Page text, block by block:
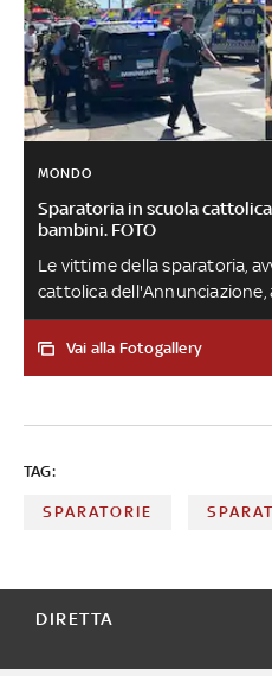
MONDO
Sparatoria in scuola
bambini. FOTO
Le vittime della sparatoria,
cattolica dell'Annunciazione,
10 anni. Altri 14 bambini
adulti. Robin Westman,
violenza”
Vai alla Fotogallery
TAG:
SPARATORIE
DIRETTA